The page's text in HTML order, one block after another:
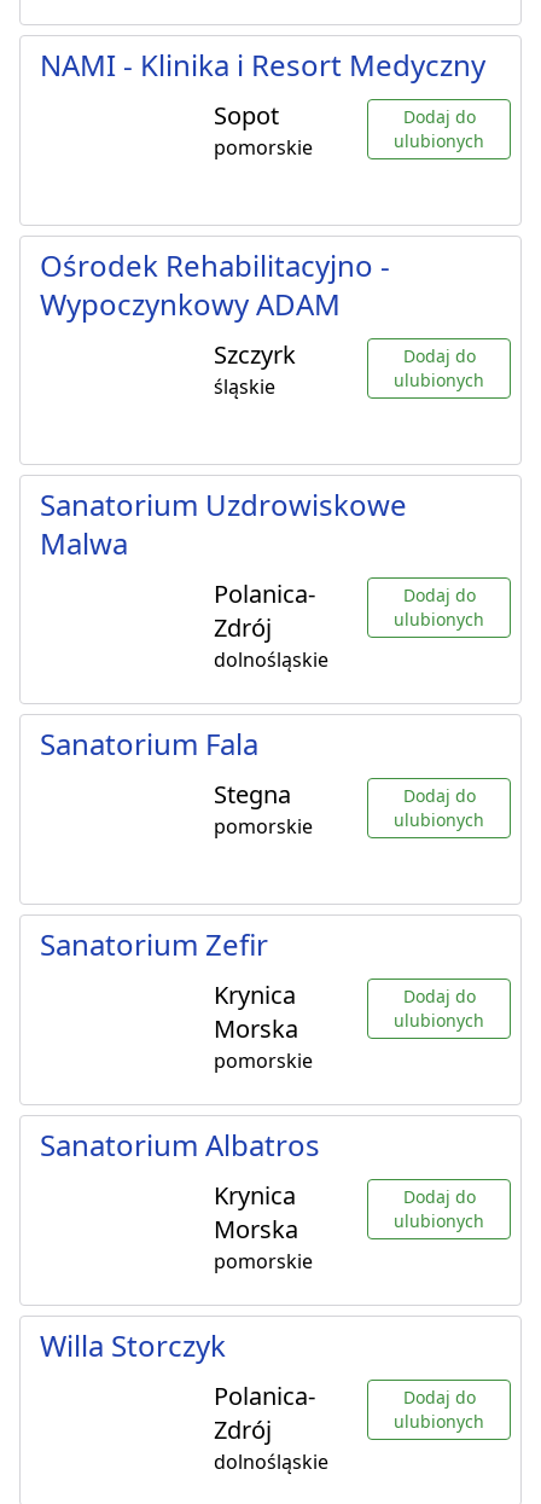
NAMI - Klinika i Resort Medyczny
Sopot
pomorskie
Dodaj do
ulubionych
Ośrodek Rehabilitacyjno -
Wypoczynkowy ADAM
Szczyrk
śląskie
Dodaj do
ulubionych
Sanatorium Uzdrowiskowe
Malwa
Polanica-
Zdrój
dolnośląskie
Dodaj do
ulubionych
Sanatorium Fala
Stegna
pomorskie
Dodaj do
ulubionych
Sanatorium Zefir
Krynica
Morska
pomorskie
Dodaj do
ulubionych
Sanatorium Albatros
Krynica
Morska
pomorskie
Dodaj do
ulubionych
Willa Storczyk
Polanica-
Zdrój
dolnośląskie
Dodaj do
ulubionych